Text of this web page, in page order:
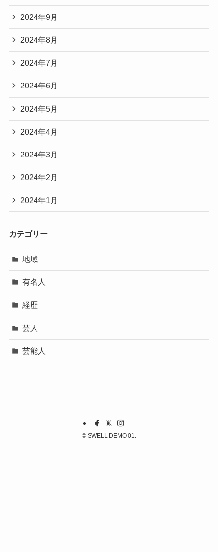
2024年9月
2024年8月
2024年7月
2024年6月
2024年5月
2024年4月
2024年3月
2024年2月
2024年1月
カテゴリー
地域
有名人
経歴
芸人
芸能人
© SWELL DEMO 01.